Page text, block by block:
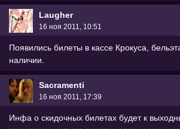
Laugher
16 ноя 2011, 10:51
Появились билеты в кассе Крокуса,
наличии.
Sacramenti
16 ноя 2011, 17:39
Инфа о скидочных билетах будет к